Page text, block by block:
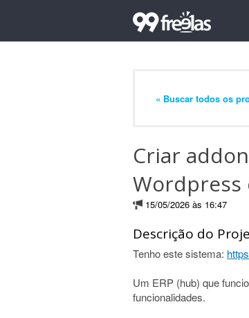
« Buscar todos os
Criar
Wordpress
15/05/2026 às 16:47
Descrição do
Tenho este sistema:
Um ERP (hub) que
funcionalidades.